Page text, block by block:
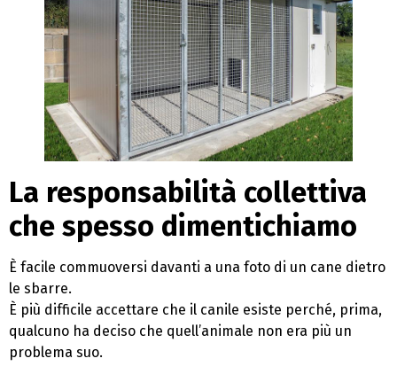
La responsabilità collettiva
che spesso dimentichiamo
È facile commuoversi davanti a una foto di un cane dietro
le sbarre.
È più difficile accettare che il canile esiste perché, prima,
qualcuno ha deciso che quell’animale non era più un
problema suo.